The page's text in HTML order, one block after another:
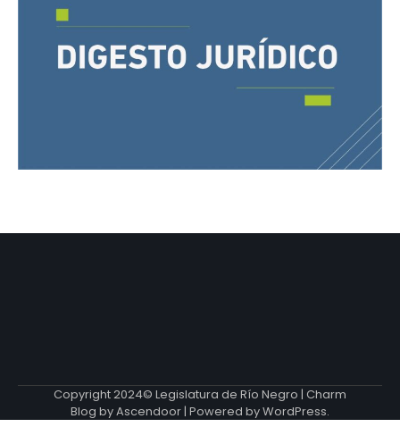
Copyright 2024© Legislatura de Río Negro | Charm
Blog byAscendoor | Powered byWordPress.